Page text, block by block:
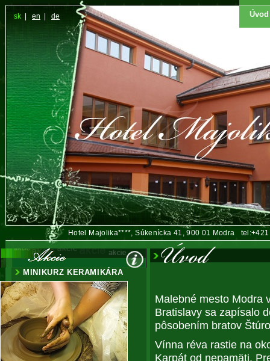
sk en de Úvod
Hotel Majolika****, Súkenícka 41, 900 01 Modra
Malebné mesto Modra
Bratislavy sa zapísalo
pôsobením bratov
Vínna réva rastie na
Karpát od nepamäti.
MINIKURZ KERAMIKÁRA